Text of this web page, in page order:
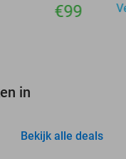
€99
in
Bekijk alle deals